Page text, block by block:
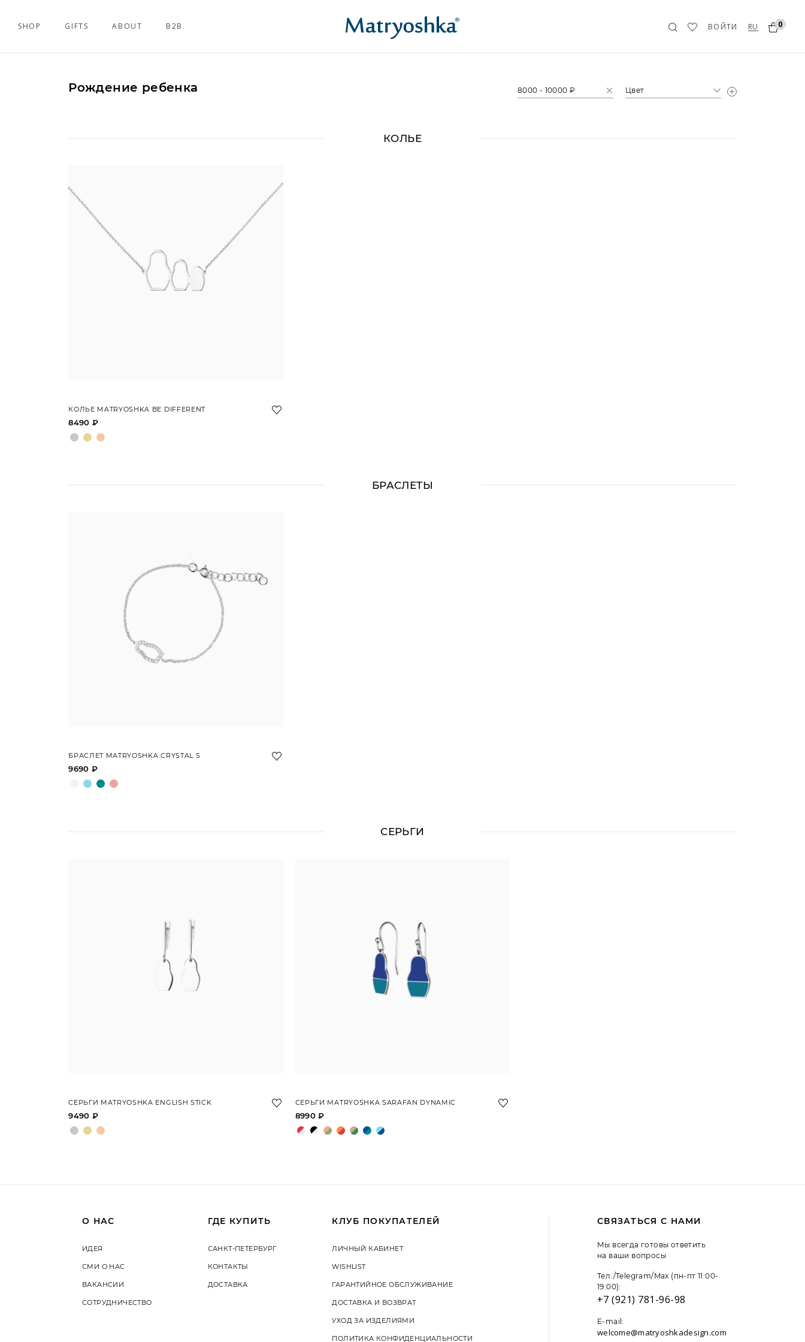
SHOP GIFTS ABOUT B2B ВОЙТИ RU 0
Рождение ребенка 8000 - 10000 ₽ Цвет
КОЛЬЕ
КОЛЬЕ MATRYOSHKA BE DIFFERENT
8490 ₽
БРАСЛЕТЫ
БРАСЛЕТ MATRYOSHKA CRYSTAL S
9690 ₽
СЕРЬГИ
СЕРЬГИ MATRYOSHKA ENGLISH STICK
9490 ₽
СЕРЬГИ MATRYOSHKA SARAFAN DYNAMIC
8990 ₽
О НАС
ИДЕЯ
СМИ О НАС
ВАКАНСИИ
СОТРУДНИЧЕСТВО
ГДЕ КУПИТЬ
САНКТ-ПЕТЕРБУРГ
КОНТАКТЫ
ДОСТАВКА
КЛУБ ПОКУПАТЕЛЕЙ
ЛИЧНЫЙ КАБИНЕТ
WISHLIST
ГАРАНТИЙНОЕ ОБСЛУЖИВАНИЕ
ДОСТАВКА И ВОЗВРАТ
УХОД ЗА ИЗДЕЛИЯМИ
ПОЛИТИКА КОНФИДЕНЦИАЛЬНОСТИ
СВЯЗАТЬСЯ С НАМИ
Мы всегда готовы ответить
на ваши вопросы
Тел./Telegram/Max (пн-пт 11:00-
19:00):
+7 (921) 781-96-98
E-mail:
welcome@matryoshkadesign.com